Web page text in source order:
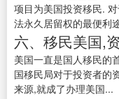
项目为美国投资移民.
法永久居留权的最便利
六、移民美国,
美国一直是国人移民的
国移民局对于投资者的
来源,就成了办理美国...